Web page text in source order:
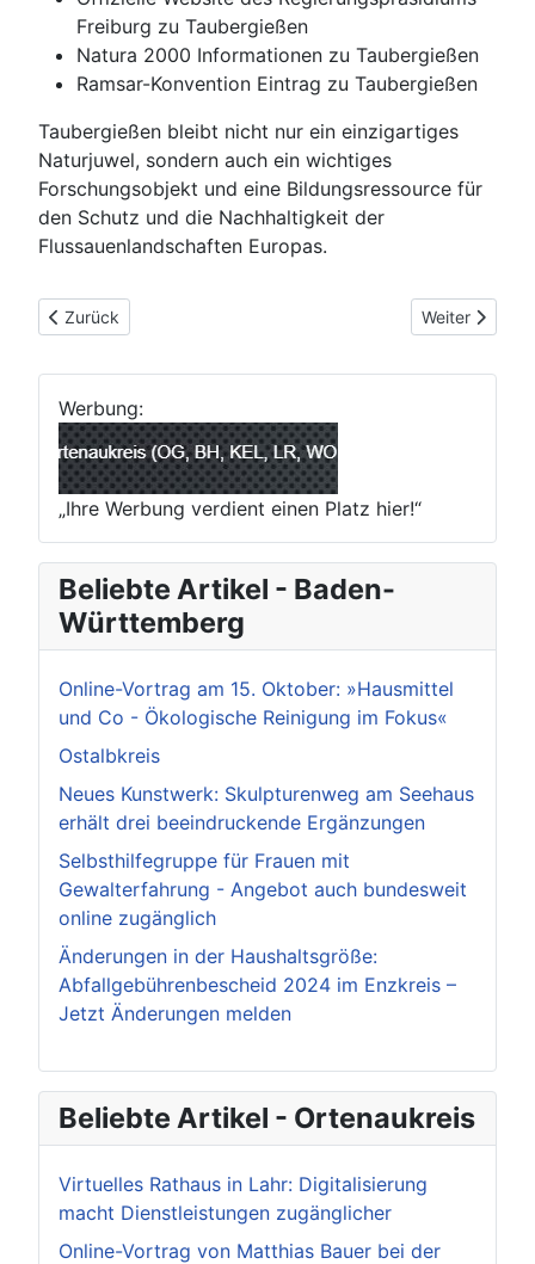
Freiburg zu Taubergießen
Natura 2000 Informationen zu Taubergießen
Ramsar-Konvention Eintrag zu Taubergießen
Taubergießen bleibt nicht nur ein einzigartiges
Naturjuwel, sondern auch ein wichtiges
Forschungsobjekt und eine Bildungsressource für
den Schutz und die Nachhaltigkeit der
Flussauenlandschaften Europas.
Vorheriger Beitrag: Taubergießen
Zurück Nächster
Weiter
Werbung:
„Ihre Werbung verdient einen Platz hier!“
Beliebte Artikel - Baden-
Württemberg
Online-Vortrag am 15. Oktober: »Hausmittel
und Co - Ökologische Reinigung im Fokus«
Ostalbkreis
Neues Kunstwerk: Skulpturenweg am Seehaus
erhält drei beeindruckende Ergänzungen
Selbsthilfegruppe für Frauen mit
Gewalterfahrung - Angebot auch bundesweit
online zugänglich
Änderungen in der Haushaltsgröße:
Abfallgebührenbescheid 2024 im Enzkreis –
Jetzt Änderungen melden
Beliebte Artikel - Ortenaukreis
Virtuelles Rathaus in Lahr: Digitalisierung
macht Dienstleistungen zugänglicher
Online-Vortrag von Matthias Bauer bei der